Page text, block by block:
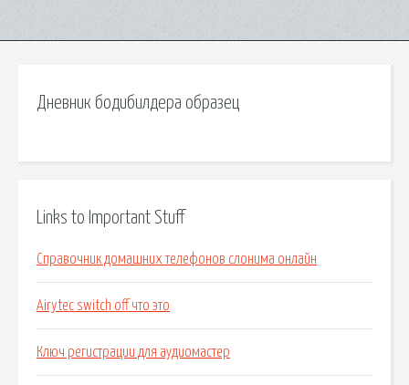
Дневник бодибилдера образец
Links to Important Stuff
Справочник домашних телефонов слонима онлайн
Airytec switch off что это
Ключ регистрации для аудиомастер